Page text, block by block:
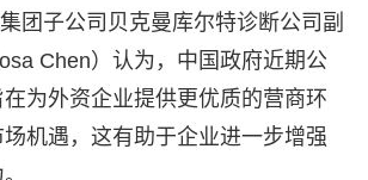
团子公司贝克曼库尔特诊断公司副
Chen）认为，中国政府近期公
为外资企业提供更优质的营商环
机遇，这有助于企业进一步增强